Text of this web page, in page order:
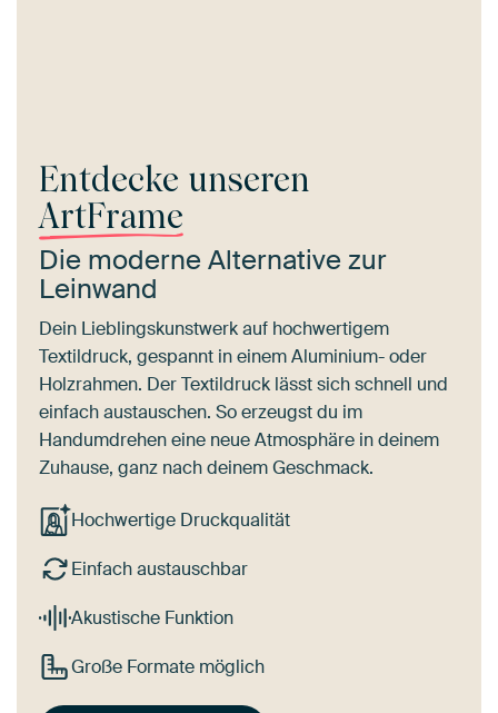
Entdecke unseren
ArtFrame
Die moderne Alternative zur
Leinwand
Dein Lieblingskunstwerk auf hochwertigem
Textildruck, gespannt in einem Aluminium- oder
Holzrahmen. Der Textildruck lässt sich schnell und
einfach austauschen. So erzeugst du im
Handumdrehen eine neue Atmosphäre in deinem
Zuhause, ganz nach deinem Geschmack.
Hochwertige Druckqualität
Einfach austauschbar
Akustische Funktion
Große Formate möglich